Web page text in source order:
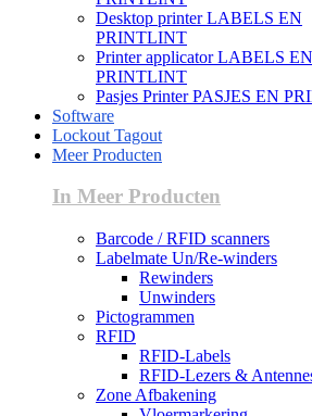
Desktop printer LABELS EN
PRINTLINT
Printer applicator LABELS EN
PRINTLINT
Pasjes Printer PASJES EN
Software
Lockout Tagout
Meer Producten
In Meer Producten
Barcode / RFID scanners
Labelmate Un/Re-winders
Rewinders
Unwinders
Pictogrammen
RFID
RFID-Labels
RFID-Lezers &
Zone Afbakening